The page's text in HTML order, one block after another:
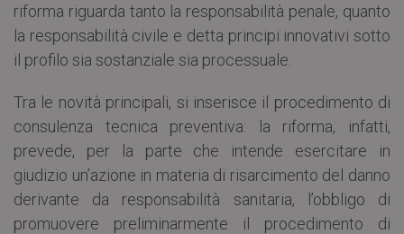
riforma riguarda tanto la responsabilità penale, quanto
la responsabilità civile e detta principi innovativi sotto
il profilo sia sostanziale sia processuale.
Tra le novità principali, si inserisce il procedimento di
consulenza tecnica preventiva: la riforma, infatti,
prevede, per la parte che intende esercitare in
giudizio un’azione in materia di risarcimento del danno
derivante da responsabilità sanitaria, l’obbligo di
promuovere preliminarmente il procedimento di